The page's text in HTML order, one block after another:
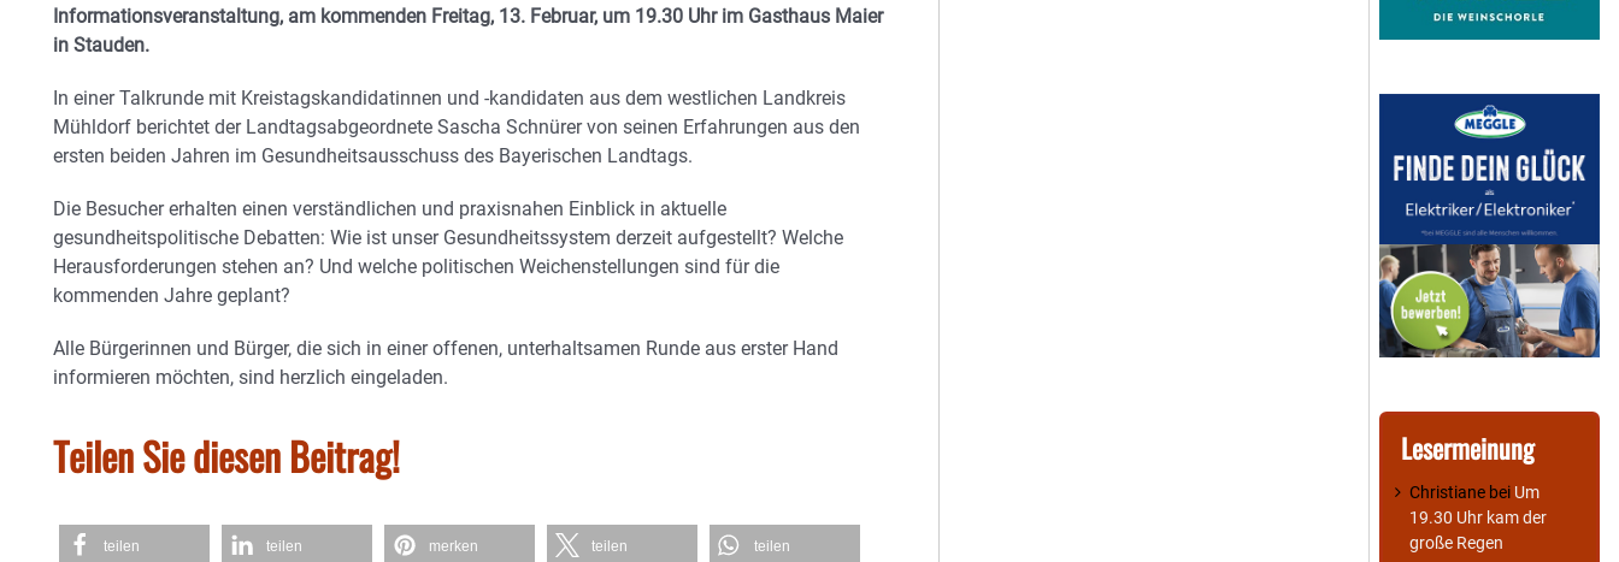
Informationsveranstaltung, am kommenden Freitag, 13. Februar, um 19.30 Uhr im Gasthaus Maier
in Stauden.
In einer Talkrunde mit Kreistagskandidatinnen und -kandidaten aus dem westlichen Landkreis
Mühldorf berichtet der Landtagsabgeordnete Sascha Schnürer von seinen Erfahrungen aus den
ersten beiden Jahren im Gesundheitsausschuss des Bayerischen Landtags.
Die Besucher erhalten einen verständlichen und praxisnahen Einblick in aktuelle
gesundheitspolitische Debatten: Wie ist unser Gesundheitssystem derzeit aufgestellt? Welche
Herausforderungen stehen an? Und welche politischen Weichenstellungen sind für die
kommenden Jahre geplant?
Alle Bürgerinnen und Bürger, die sich in einer offenen, unterhaltsamen Runde aus erster Hand
informieren möchten, sind herzlich eingeladen.
Teilen Sie diesen Beitrag!
teilen teilen merken teilen teilen
Lesermeinung
Christiane bei Um
19.30 Uhr kam der
große Regen